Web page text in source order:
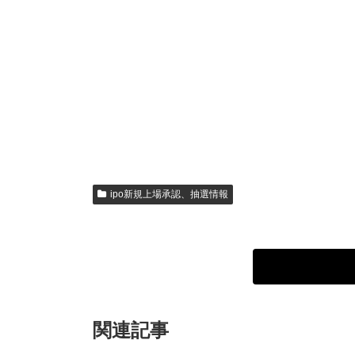
ipo新規上場承認、抽選情報
関連記事